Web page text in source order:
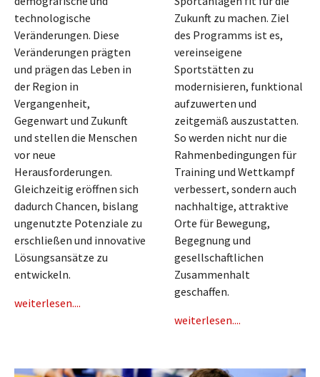
technologische
Veränderungen. Diese
Veränderungen prägten
und prägen das Leben in
der Region in
Vergangenheit,
Gegenwart und Zukunft
und stellen die Menschen
vor neue
Herausforderungen.
Gleichzeitig eröffnen sich
dadurch Chancen, bislang
ungenutzte Potenziale zu
erschließen und innovative
Lösungsansätze zu
entwickeln.
weiterlesen....
Zukunft zu machen. Ziel
des Programms ist es,
vereinseigene
Sportstätten zu
modernisieren, funktional
aufzuwerten und
zeitgemäß auszustatten.
So werden nicht nur die
Rahmenbedingungen für
Training und Wettkampf
verbessert, sondern auch
nachhaltige, attraktive
Orte für Bewegung,
Begegnung und
gesellschaftlichen
Zusammenhalt
geschaffen.
weiterlesen....